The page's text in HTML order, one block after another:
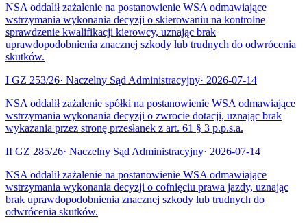
NSA oddalił zażalenie na postanowienie WSA odmawiające
wstrzymania wykonania decyzji o skierowaniu na kontrolne
sprawdzenie kwalifikacji kierowcy, uznając brak
uprawdopodobnienia znacznej szkody lub trudnych do odwrócenia
skutków.
I GZ 253/26· Naczelny Sąd Administracyjny· 2026-07-14
NSA oddalił zażalenie spółki na postanowienie WSA odmawiające
wstrzymania wykonania decyzji o zwrocie dotacji, uznając brak
wykazania przez stronę przesłanek z art. 61 § 3 p.p.s.a.
II GZ 285/26· Naczelny Sąd Administracyjny· 2026-07-14
NSA oddalił zażalenie na postanowienie WSA odmawiające
wstrzymania wykonania decyzji o cofnięciu prawa jazdy, uznając
brak uprawdopodobnienia znacznej szkody lub trudnych do
odwrócenia skutków.